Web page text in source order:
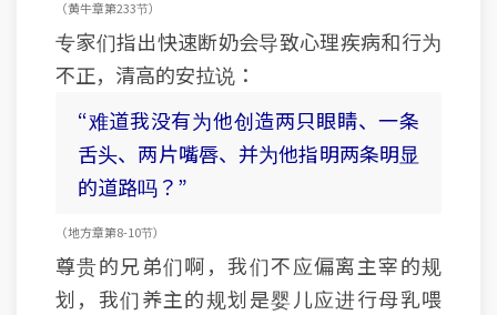
（黄牛章 第233节）
专家们指出快速断奶会导致心理疾病和行为
不正，清高的安拉说：
“难道我没有为他创造两只眼睛、一条
舌头、两片嘴唇、并为他指明两条明显
的道路吗？”
（地方章 第8-10节）
尊贵的兄弟们啊，我们不应偏离主宰的规
划，我们养主的规划是婴儿应进行母乳喂